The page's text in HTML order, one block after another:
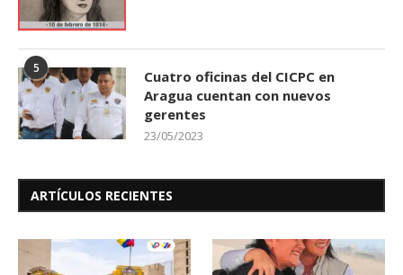
5
Cuatro oficinas del CICPC en
Aragua cuentan con nuevos
gerentes
23/05/2023
ARTÍCULOS RECIENTES